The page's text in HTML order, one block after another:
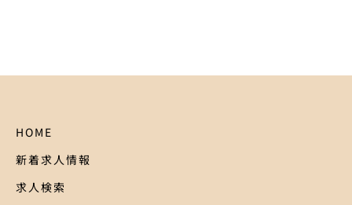
HOME
新着求人情報
求人検索